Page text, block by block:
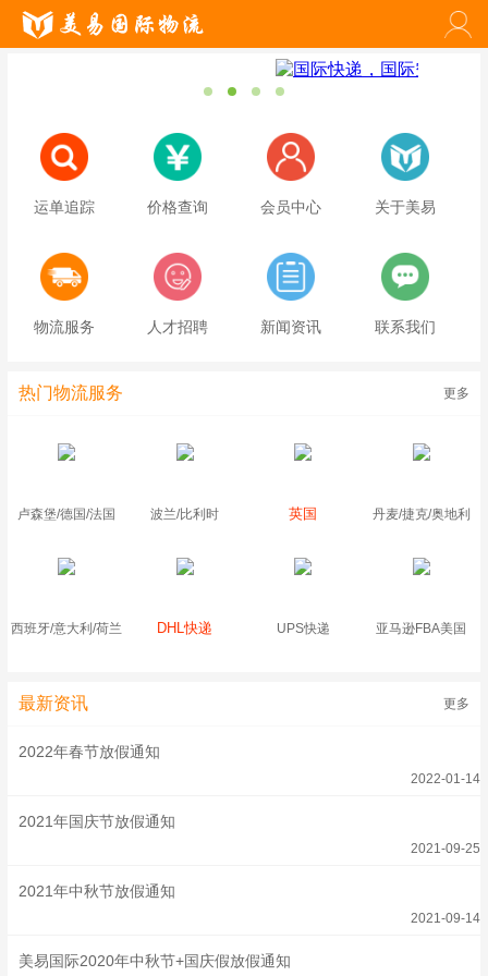
运单追踪 价格查询 会员中心 关于美易
物流服务 人才招聘 新闻资讯 联系我们
热门物流服务 更多
卢森堡/德国/法国 波兰/比利时 英国 丹麦/捷克/奥地利
西班牙/意大利/荷兰 DHL快递 UPS快递 亚马逊FBA美国
最新资讯 更多
2022年春节放假通知
2022-01-14
2021年国庆节放假通知
2021-09-25
2021年中秋节放假通知
2021-09-14
美易国际2020年中秋节+国庆假放假通知